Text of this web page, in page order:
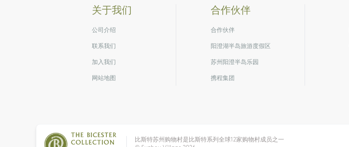
关于我们
公司介绍
联系我们
加入我们
网站地图
合作伙伴
合作伙伴
阳澄湖半岛旅游度假区
苏州阳澄半岛乐园
携程集团
比斯特苏州购物村是比斯特系列全球12家购物村成员之一